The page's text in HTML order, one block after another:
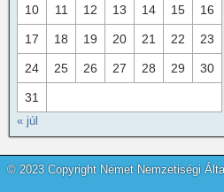
10 11 12 13 14 15 16
17 18 19 20 21 22 23
24 25 26 27 28 29 30
31
« júl
© 2023 Copyright Német Nemzetiségi